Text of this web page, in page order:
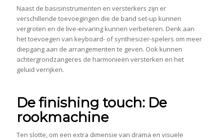
Naast de basisinstrumenten en versterkers zijn er
verschillende toevoegingen die de band set-up kunnen
vergroten en de live-ervaring kunnen verbeteren. Denk aan
het toevoegen van keyboard- of synthesizer-spelers om meer
diepgang aan de arrangementen te geven. Ook kunnen
achtergrondzangeres de harmonieën versterken en het
geluid verrijken.
De finishing touch: De
rookmachine
Ten slotte, om een extra dimensie van drama en visuele